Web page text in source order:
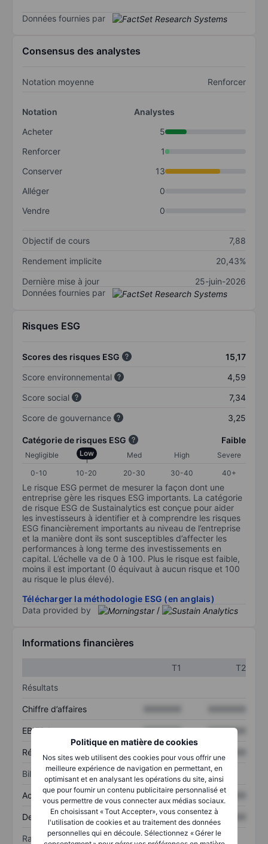
Politique en matière de cookies
Nos sites web utilisent des cookies pour vous offrir une
meilleure expérience de navigation en permettant, en
optimisant et en analysant les opérations du site, ainsi
que pour fournir un contenu publicitaire personnalisé et
vous permettre de vous connecter aux médias sociaux.
En choisissant « Tout Accepter», vous consentez à
l'utilisation de cookies et au traitement des données
personnelles qui en découle. Sélectionnez « Gérer le
Données fournies par
Consensus des analystes
Notation moyenne Renforcer
Notation
Analystes
Acheter
5
Renforcer
1
Conserver
13
Alléger
0
Vendre
0
Objectif de cours
7,88
Rendement implicite
20,43%
Dernière mise à jour
25-juin-2026
Données fournies par
Risques ESG
Scores des risques ESG
15,17
Score environnemental
4,59
Score social
7,34
Score de gouvernance
3,25
Catégorie de risques ESG Faible
Negligible Low Med High
Severe
0-10
10-20 20-30 30-40 40+
Le risque ESG permet de mesurer la façon dont une
entreprise gère les risques ESG importants. La catégorie
de risque ESG de Sustainalytics est conçue pour aider
les investisseurs à identifier et à comprendre les risques
ESG financièrement importants au niveau de l’entreprise
et la manière dont ils sont susceptibles d’affecter les
performances à long terme des investissements en
capital. L’échelle va de 0 à 100. Plus le risque est faible,
moins il est important (0 équivaut à aucun risque et 100
au risque le plus élevé).
Télécharger la méthodologie ESG (en anglais)
Data provided by
/
Informations financières
T1
T2
Résultats
Chiffre d’affaires
EBITDA XXXXXXX XXXXXXX
Résultat net
Bilan
Actif total XXXXXXX XXXXXXX
Dette totale XXXXXXX XXXXXXX
Ratios